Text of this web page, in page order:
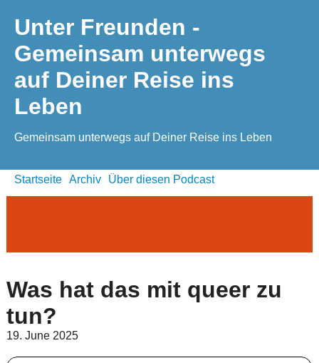
Unter Freunden -
Gemeinsam unterwegs
auf Deiner Reise ins
Leben
Gemeinsam unterwegs auf Deiner Reise ins Leben
Startseite Archiv Über diesen Podcast
Was hat das mit queer zu
tun?
19. June 2025